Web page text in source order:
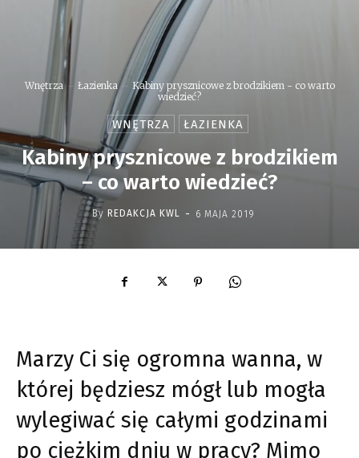
Wnętrza Łazienka
Kabiny prysznicowe z brodzikiem - co warto
wiedzieć?
WNĘTRZA ŁAZIENKA
Kabiny prysznicowe z brodzikiem
– co warto wiedzieć?
By REDAKCJA KWL - 6 MAJA 2019
Marzy Ci się ogromna wanna, w
której będziesz mógł lub mogła
wylegiwać się całymi godzinami
po ciężkim dniu w pracy? Mimo